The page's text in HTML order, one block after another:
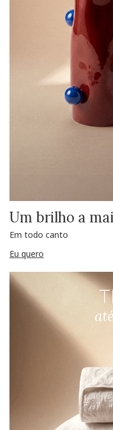
Um brilho a
Em todo canto
Eu quero